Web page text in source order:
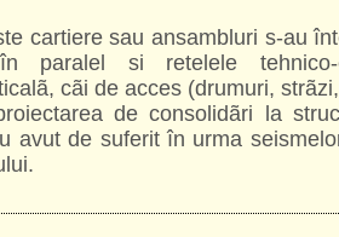
cartiere sau ansambluri s-au
în paralel si retelele tehnico-
cãi de acces (drumuri,
de consolidãri la
avut de suferit în urma